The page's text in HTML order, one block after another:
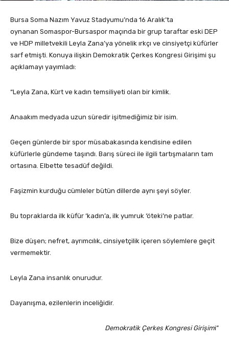
Bursa Soma Nazım Yavuz Stadyumu’nda 16 Aralık’ta
oynanan Somaspor-Bursaspor maçında bir grup taraftar eski DEP
ve HDP milletvekili Leyla Zana’ya yönelik ırkçı ve cinsiyetçi küfürler
sarf etmişti. Konuya ilişkin Demokratik Çerkes Kongresi Girişimi şu
açıklamayı yayımladı:
“Leyla Zana, Kürt ve kadın temsiliyeti olan bir kimlik.
Anaakım medyada uzun süredir işitmediğimiz bir isim.
Geçen günlerde bir spor müsabakasında kendisine edilen
küfürlerle gündeme taşındı. Barış süreci ile ilgili tartışmaların tam
ortasına. Elbette tesadüf değildi.
Faşizmin kurduğu cümleler bütün dillerde aynı şeyi söyler.
Bu topraklarda ilk küfür ‘kadın’a, ilk yumruk ‘öteki’ne patlar.
Bize düşen; nefret, ayrımcılık, cinsiyetçilik içeren söylemlere geçit
vermemektir.
Leyla Zana insanlık onurudur.
Dayanışma, ezilenlerin inceliğidir.
Demokratik Çerkes Kongresi Girişimi”